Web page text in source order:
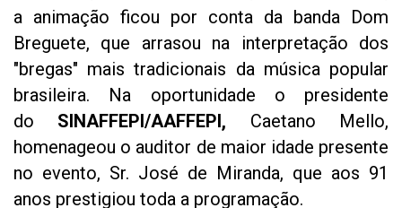
a animação ficou por conta da banda Dom
Breguete, que arrasou na interpretação dos
"bregas" mais tradicionais da música popular
brasileira. Na oportunidade o presidente
do SINAFFEPI/AAFFEPI, Caetano Mello,
homenageou o auditor de maior idade presente
no evento, Sr. José de Miranda, que aos 91
anos prestigiou toda a programação.